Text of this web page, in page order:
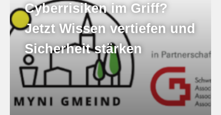
Cyberrisiken im Griff?
Jetzt Wissen vertiefen und
Sicherheit stärken